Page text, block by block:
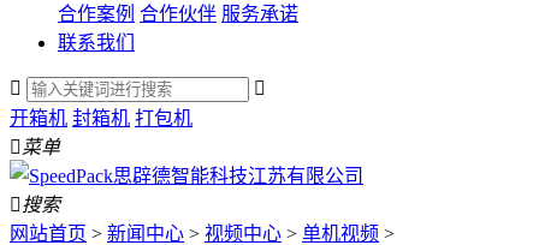
合作案例 合作伙伴 服务承诺
联系我们


开箱机 封箱机 打包机
菜单
搜索
网站首页 > 新闻中心 > 视频中心 > 单机视频 >